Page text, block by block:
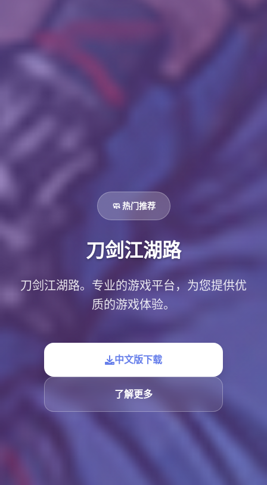
🧼 热门推荐
刀剑江湖路
刀剑江湖路。专业的游戏平台，为您提供优
质的游戏体验。
中文版下载
了解更多